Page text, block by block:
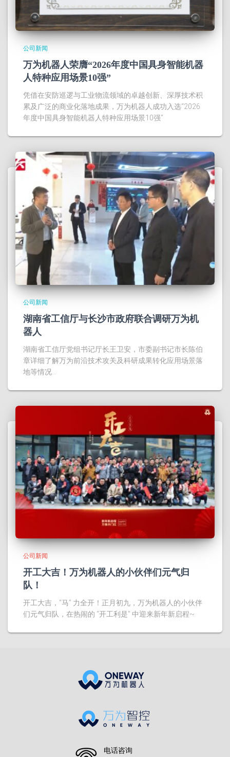
公司新闻
万为机器人荣膺“2026年度中国具身智能机器
人特种应用场景10强”
凭借在安防巡逻与工业物流领域的卓越创新、深厚技术积
累及广泛的商业化落地成果，万为机器人成功入选“2026
年度中国具身智能机器人特种应用场景10强”
公司新闻
湖南省工信厅与长沙市政府联合调研万为机
器人
湖南省工信厅党组书记厅长王卫安，市委副书记市长陈伯
章详细了解万为前沿技术攻关及科研成果转化应用场景落
地等情况...
公司新闻
开工大吉！万为机器人的小伙伴们元气归
队！
开工大吉，“马” 力全开！正月初九，万为机器人的小伙伴
们元气归队，在热闹的 “开工利是” 中迎来新年新启程~
电话咨询